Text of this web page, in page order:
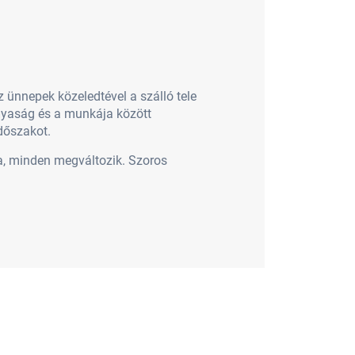
közeledtével a szálló tele
és a munkája között
minden megváltozik. Szoros